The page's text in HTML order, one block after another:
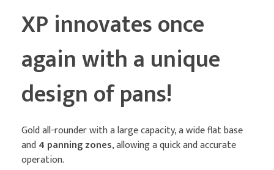
XP innovates once
again with a unique
design of pans!
Gold all-rounder with a large capacity, a wide flat base
and4 panning zones, allowing a quick and accurate
operation.